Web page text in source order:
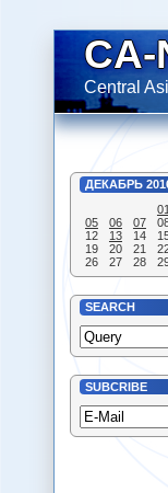
CA-
Central
ДЕКАБРЬ
01
05
06 07
12
13 14
19
20 21
26
27 28
SEARCH
SUBCRIBE